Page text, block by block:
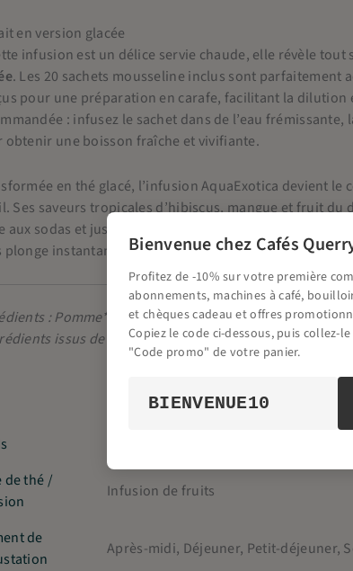
en version glacée
infusion est un délice servie chaude, elle révèle
. Les 20 sachets mousseline inclus sont
pour une préparation en carafe, facilitant la
: infusez le sachet dans de l’eau
obtenir une boisson fraîche et vivifiante.
en thé glacé, l’infusion AquaExotica devient
Ses saveurs tropicales d’hibiscus, mangue et fruit
aux sodas et jus de fruits. Que vous la sirotiez en
plonge instantanément en “mode summer”, offrant
: Pomme* (47%), hibiscus* (25%),
issus de l’agriculture biologique
de thé /
Infusion de fruits
de
Après-midi, Déjeuner, Petit-déjeuner,
Bienvenue chez Cafés
Profitez de -10% sur votre première
abonnements, machines à café,
et chèques cadeau et offres
Copiez le code ci-dessous, puis collez-
"Code promo" de votre panier.
BIENVENUE10